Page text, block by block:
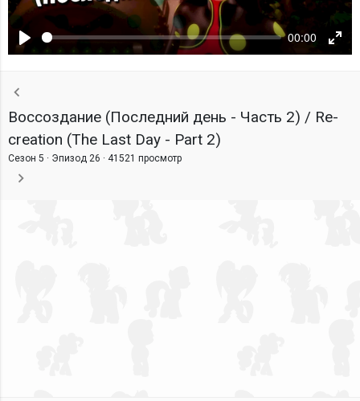
Воспроизвести
00:00
Воссоздание (Последний день - Часть 2) / Re-
creation (The Last Day - Part 2)
Сезон 5 · Эпизод 26 · 41521 просмотр